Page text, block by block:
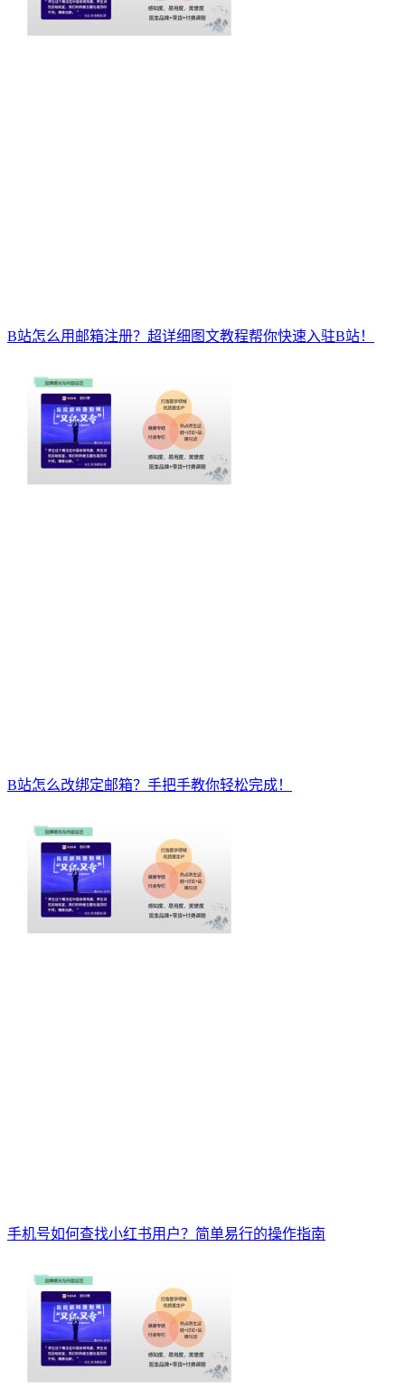
B站怎么用邮箱注册？超详细图文教程帮你快速入驻B站！
B站怎么改绑定邮箱？手把手教你轻松完成！
手机号如何查找小红书用户？简单易行的操作指南